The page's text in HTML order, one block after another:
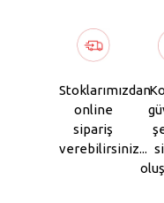
Stoklarımızdan
online
sipariş
verebilirsiniz...